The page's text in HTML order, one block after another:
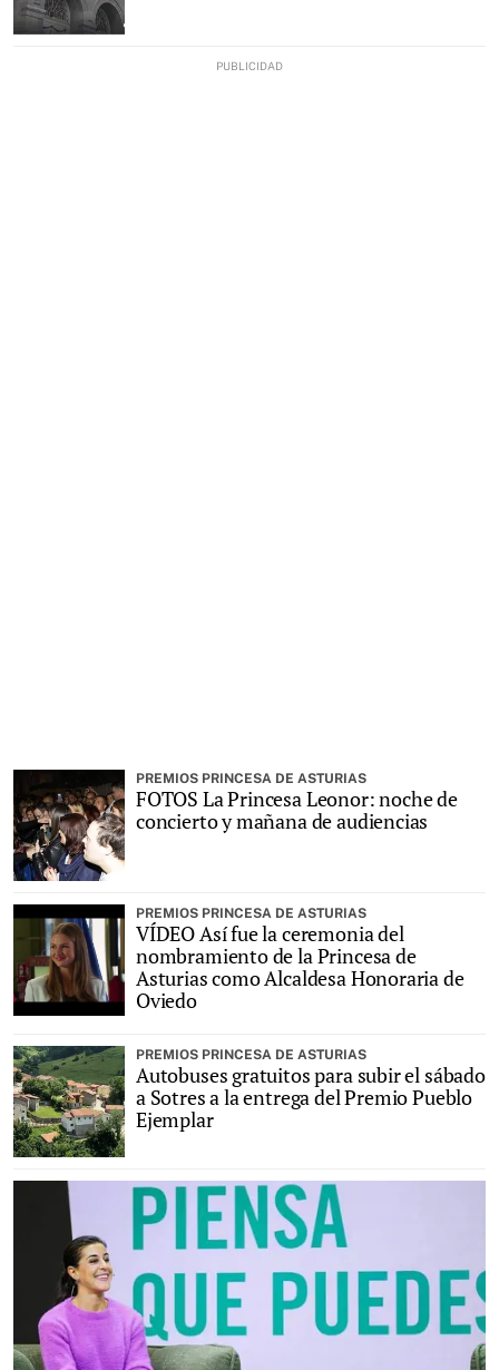
PREMIOS PRINCESA DE ASTURIAS
FOTOS La Princesa Leonor: noche de
concierto y mañana de audiencias
PREMIOS PRINCESA DE ASTURIAS
VÍDEO Así fue la ceremonia del
nombramiento de la Princesa de
Asturias como Alcaldesa Honoraria de
Oviedo
PREMIOS PRINCESA DE ASTURIAS
Autobuses gratuitos para subir el sábado
a Sotres a la entrega del Premio Pueblo
Ejemplar